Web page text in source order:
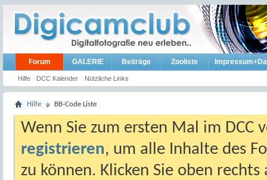
Forum
Hilfe DCC Kalender Nützliche Links
GALERIE Beiträge Zooliste
Hilfe BB-Code Liste
Wenn Sie zum ersten Mal im DCC
registrieren, um alle Inhalte des
zu können. Klicken Sie oben